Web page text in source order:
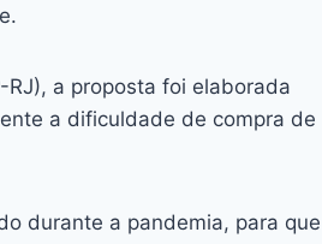
a proposta foi elaborada
a dificuldade de compra de
durante a pandemia, para que